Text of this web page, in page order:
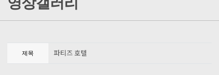
제목 파티즈 호텔